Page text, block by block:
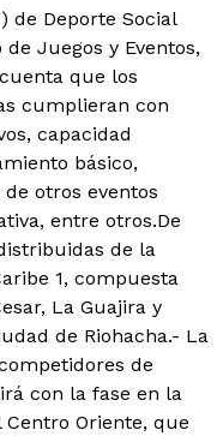
de Deporte Social
Juegos y Eventos,
que los
cumplieran con
capacidad
básico,
otros eventos
entre otros.De
de la
1, compuesta
La Guajira y
de Riohacha.- La
de
con la fase en la
Oriente, que